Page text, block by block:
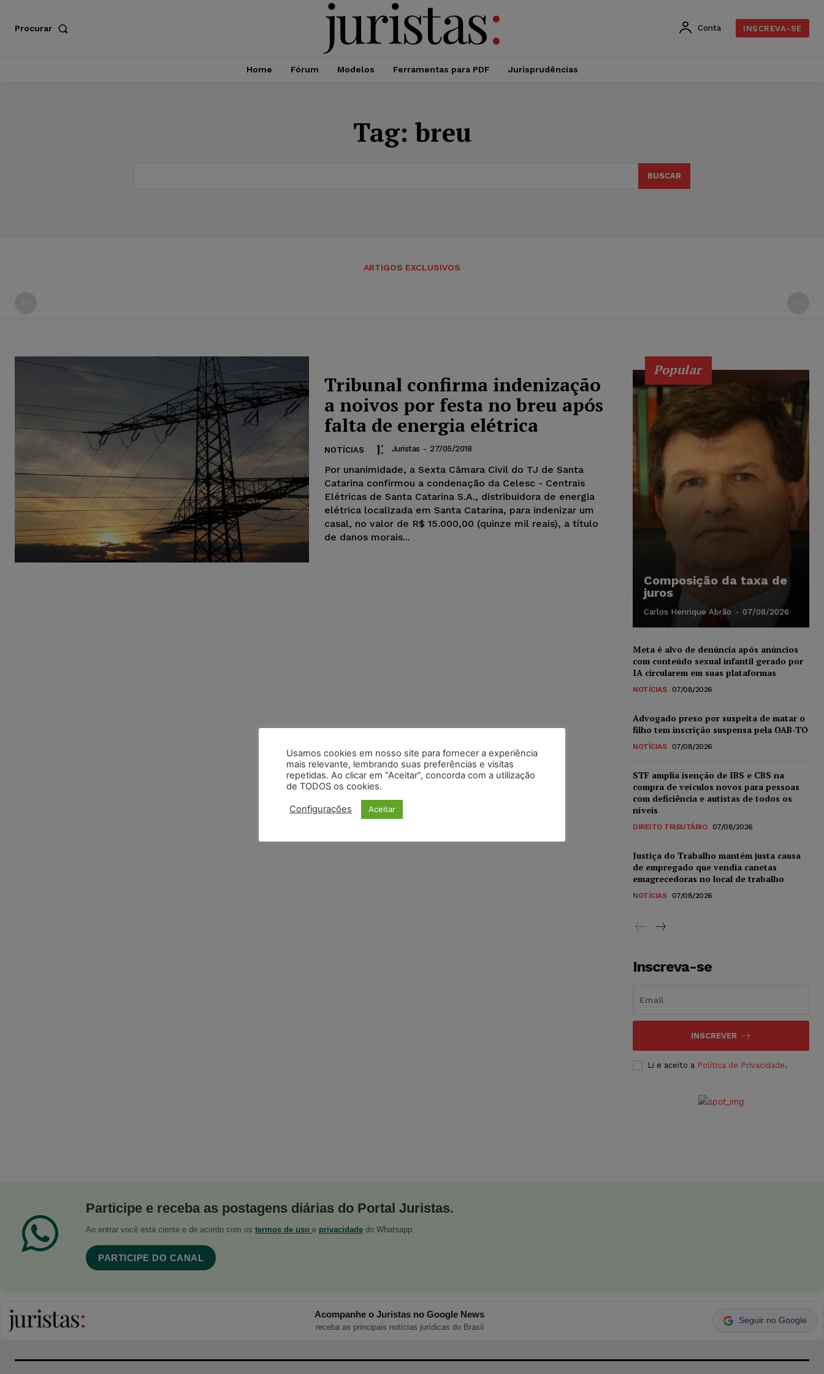
Procurar Conta INSCREVA-SE
Home Fórum Modelos Ferramentas para PDF Jurisprudências
Tag: breu
BUSCAR
ARTIGOS EXCLUSIVOS
Tribunal confirma indenização
a noivos por festa no breu após
falta de energia elétrica
NOTÍCIAS Juristas - 27/05/2018
Por unanimidade, a Sexta Câmara Civil do TJ de Santa
Catarina confirmou a condenação da Celesc - Centrais
Elétricas de Santa Catarina S.A., distribuidora de energia
elétrica localizada em Santa Catarina, para indenizar um
casal, no valor de R$ 15.000,00 (quinze mil reais), a título
de danos morais...
Popular
Composição da taxa de
juros
Carlos Henrique Abrão - 07/08/2026
Meta é alvo de denúncia após anúncios
com conteúdo sexual infantil gerado por
IA circularem em suas plataformas
NOTÍCIAS 07/08/2026
Advogado preso por suspeita de matar o
filho tem inscrição suspensa pela OAB-TO
NOTÍCIAS 07/08/2026
STF amplia isenção de IBS e CBS na
compra de veículos novos para pessoas
com deficiência e autistas de todos os
níveis
DIREITO TRIBUTÁRIO 07/08/2026
Justiça do Trabalho mantém justa causa
de empregado que vendia canetas
emagrecedoras no local de trabalho
NOTÍCIAS 07/08/2026
Inscreva-se
INSCREVER
Li e aceito a Política de Privacidade.
Participe e receba as postagens diárias do Portal Juristas.
Ao entrar você está ciente e de acordo com os termos de uso e privacidade do Whatsapp.
PARTICIPE DO CANAL
Acompanhe o Juristas no Google News
receba as principais notícias jurídicas do Brasil
Seguir no Google
Usamos cookies em nosso site para fornecer a experiência
mais relevante, lembrando suas preferências e visitas
repetidas. Ao clicar em “Aceitar”, concorda com a utilização
de TODOS os cookies.
Configurações Aceitar